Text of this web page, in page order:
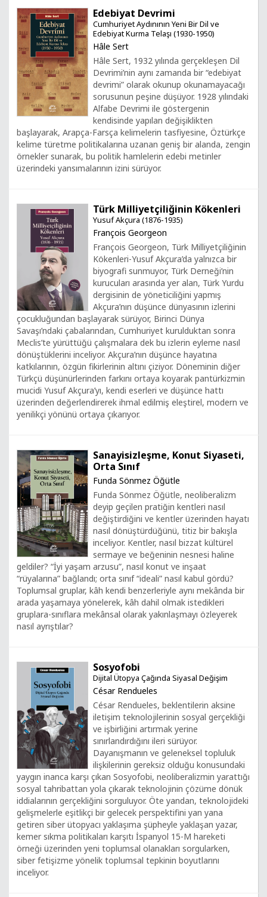
Edebiyat Devrimi
Cumhuriyet Aydınının Yeni Bir Dil ve
Edebiyat Kurma Telaşı (1930-1950)
Hâle Sert
Hâle Sert, 1932 yılında gerçekleşen Dil
Devrimi’nin aynı zamanda bir “edebiyat
devrimi” olarak okunup okunamayacağı
sorusunun peşine düşüyor. 1928 yılındaki
Alfabe Devrimi ile göstergenin
kendisinde yapılan değişiklikten
başlayarak, Arapça-Farsça kelimelerin tasfiyesine, Öztürkçe
kelime türetme politikalarına uzanan geniş bir alanda, zengin
örnekler sunarak, bu politik hamlelerin edebi metinler
üzerindeki yansımalarının izini sürüyor.
Türk Milliyetçiliğinin Kökenleri
Yusuf Akçura (1876-1935)
François Georgeon
François Georgeon, Türk Milliyetçiliğinin
Kökenleri-Yusuf Akçura’da yalnızca bir
biyografi sunmuyor, Türk Derneği’nin
kurucuları arasında yer alan, Türk Yurdu
dergisinin de yöneticiliğini yapmış
Akçura’nın düşünce dünyasının izlerini
çocukluğundan başlayarak sürüyor, Birinci Dünya
Savaşı’ndaki çabalarından, Cumhuriyet kurulduktan sonra
Meclis’te yürüttüğü çalışmalara dek bu izlerin eyleme nasıl
dönüştüklerini inceliyor. Akçura’nın düşünce hayatına
katkılarının, özgün fikirlerinin altını çiziyor. Döneminin diğer
Türkçü düşünürlerinden farkını ortaya koyarak pantürkizmin
mucidi Yusuf Akçura’yı, kendi eserleri ve düşünce hattı
üzerinden değerlendirerek ihmal edilmiş eleştirel, modern ve
yenilikçi yönünü ortaya çıkarıyor.
Sanayisizleşme, Konut Siyaseti,
Orta Sınıf
Funda Sönmez Öğütle
Funda Sönmez Öğütle, neoliberalizm
deyip geçilen pratiğin kentleri nasıl
değiştirdiğini ve kentler üzerinden hayatı
nasıl dönüştürdüğünü, titiz bir bakışla
inceliyor. Kentler, nasıl bizzat kültürel
sermaye ve beğeninin nesnesi haline
geldiler? “İyi yaşam arzusu”, nasıl konut ve inşaat
“rüyalarına” bağlandı; orta sınıf “ideali” nasıl kabul gördü?
Toplumsal gruplar, kâh kendi benzerleriyle aynı mekânda bir
arada yaşamaya yönelerek, kâh dahil olmak istedikleri
gruplara-sınıflara mekânsal olarak yakınlaşmayı özleyerek
nasıl ayrıştılar?
Sosyofobi
Dijital Ütopya Çağında Siyasal Değişim
César Rendueles
César Rendueles, beklentilerin aksine
iletişim teknolojilerinin sosyal gerçekliği
ve işbirliğini artırmak yerine
sınırlandırdığını ileri sürüyor.
Dayanışmanın ve geleneksel topluluk
ilişkilerinin gereksiz olduğu konusundaki
yaygın inanca karşı çıkan Sosyofobi, neoliberalizmin yarattığı
sosyal tahribattan yola çıkarak teknolojinin çözüme dönük
iddialarının gerçekliğini sorguluyor. Öte yandan, teknolojideki
gelişmelerle eşitlikçi bir gelecek perspektifini yan yana
getiren siber ütopyacı yaklaşıma şüpheyle yaklaşan yazar,
kemer sıkma politikaları karşıtı İspanyol 15-M hareketi
örneği üzerinden yeni toplumsal olanakları sorgularken,
siber fetişizme yönelik toplumsal tepkinin boyutlarını
inceliyor.